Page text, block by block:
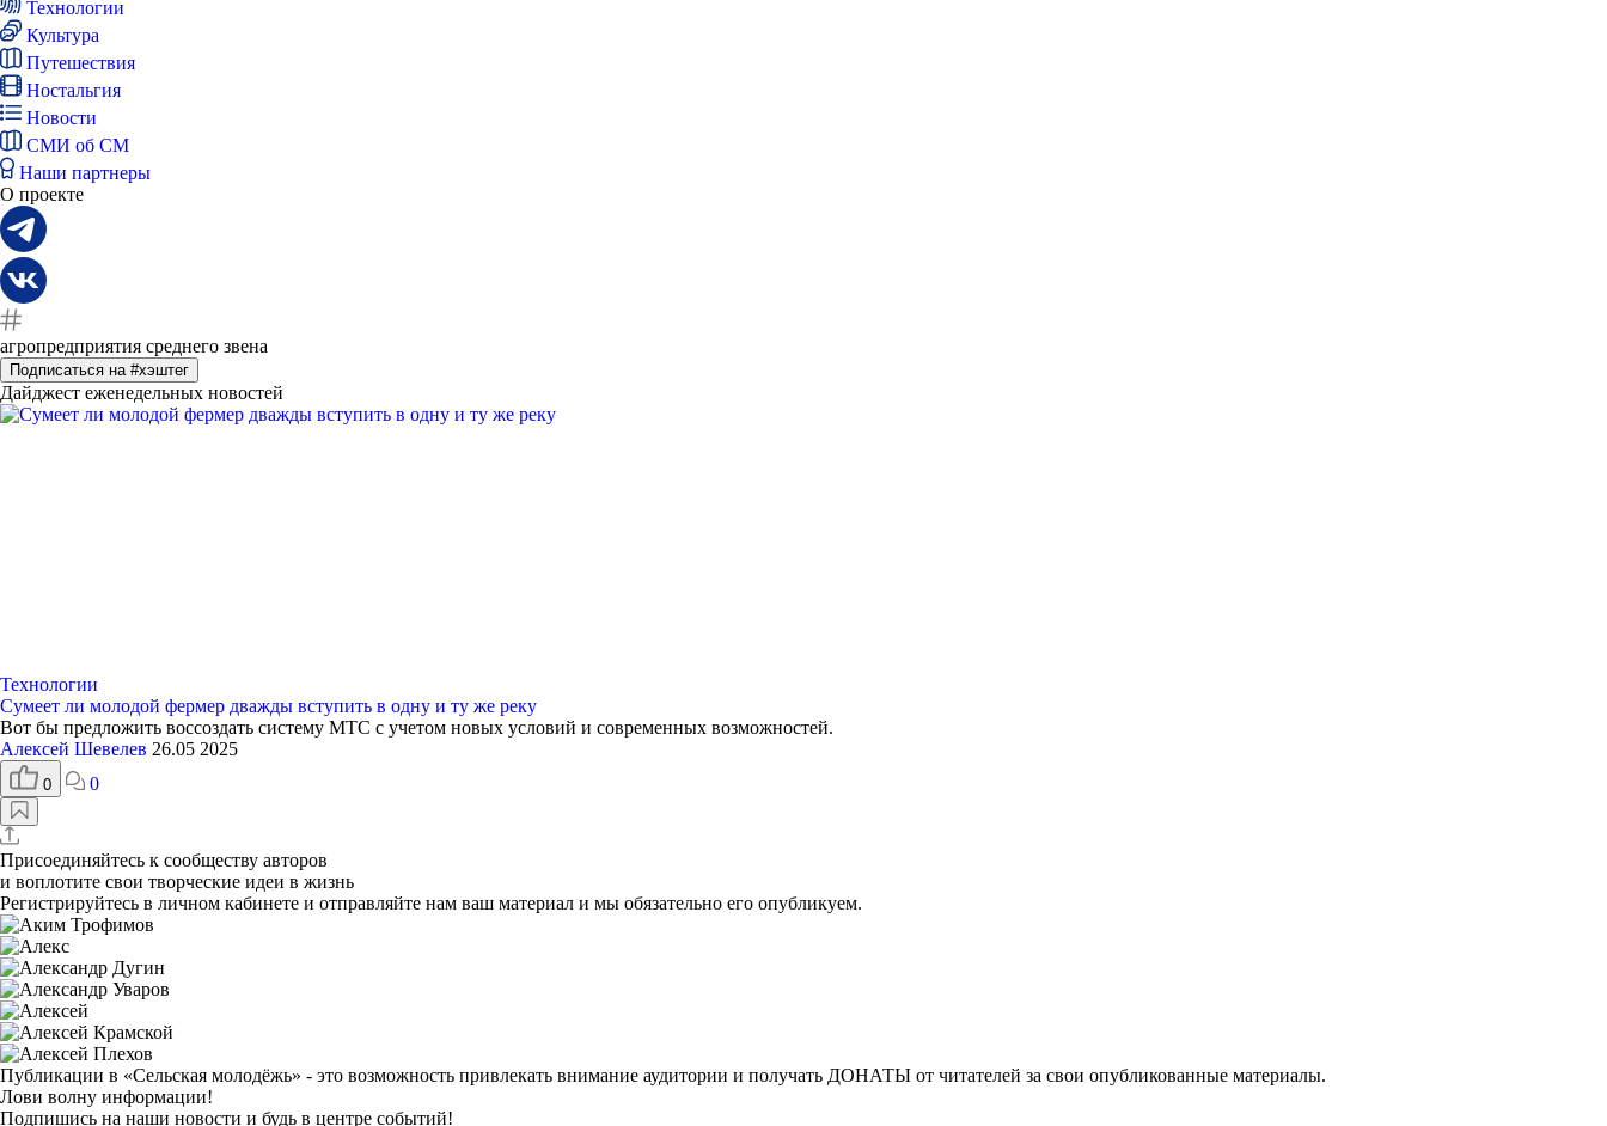
Технологии
Культура
Путешествия
Ностальгия
Новости
СМИ об СМ
Наши партнеры
О проекте
агропредприятия среднего звена
Подписаться на #хэштег
Дайджест еженедельных новостей
Технологии
Сумеет ли молодой фермер дважды вступить в одну и ту же реку
Вот бы предложить воссоздать систему МТС с учетом новых условий и современных возможностей.
Алексей Шевелев 26.05 2025
0 0
Присоединяйтесь к сообществу авторов
и воплотите свои творческие идеи в жизнь
Регистрируйтесь в личном кабинете и отправляйте нам ваш материал и мы обязательно его опубликуем.
Публикации в «Сельская молодёжь» - это возможность привлекать внимание аудитории и получать ДОНАТЫ от читателей за свои опубликованные материалы.
Лови волну информации!
Подпишись на наши новости и будь в центре событий!